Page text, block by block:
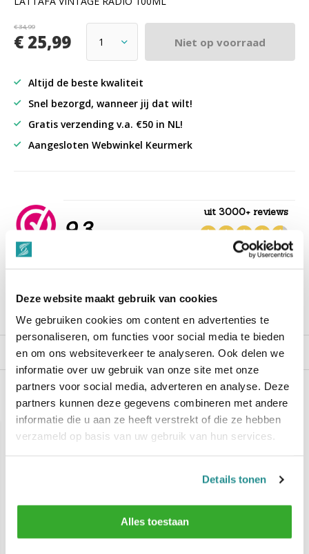
Deze website maakt gebruik van cookies
We gebruiken cookies om content en advertenties te
personaliseren, om functies voor social media te bieden
en om ons websiteverkeer te analyseren. Ook delen we
informatie over uw gebruik van onze site met onze
partners voor social media, adverteren en analyse. Deze
partners kunnen deze gegevens combineren met andere
informatie die u aan ze heeft verstrekt of die ze hebben
verzameld op basis van uw gebruik van hun services.
Details tonen
Alles toestaan
€ 34,99
€ 25,99 Niet op voorraad
Altijd de beste kwaliteit
Snel bezorgd, wanneer jij dat wilt!
Gratis verzending v.a. €50 in NL!
Aangesloten Webwinkel Keurmerk
9,3
uit 3000+ reviews
Productomschrijving
Reviews
Recent bekeken
-26%